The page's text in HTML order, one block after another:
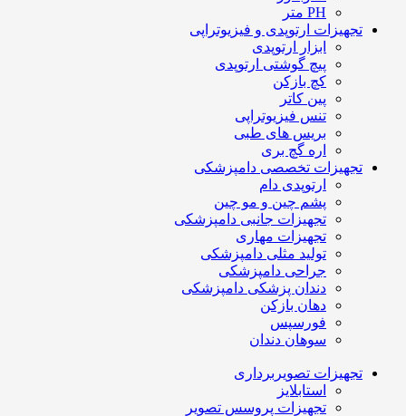
PH متر
تجهیزات ارتوپدی و فیزیوتراپی
ابزار ارتوپدی
پیچ گوشتی ارتوپدی
کچ بازکن
پین کاتر
تنس فیزیوتراپی
بریس های طبی
اره گچ بری
تجهیزات تخصصی دامپزشکی
ارتوپدی دام
پشم چین و مو چین
تجهیزات جانبی دامپزشکی
تجهیزات مهاری
تولید مثلی دامپزشکی
جراحی دامپزشکی
دندان پزشکی دامپزشکی
دهان بازکن
فورسپس
سوهان دندان
تجهیزات تصویربرداری
استابلایز
تجهیزات پروسس تصویر